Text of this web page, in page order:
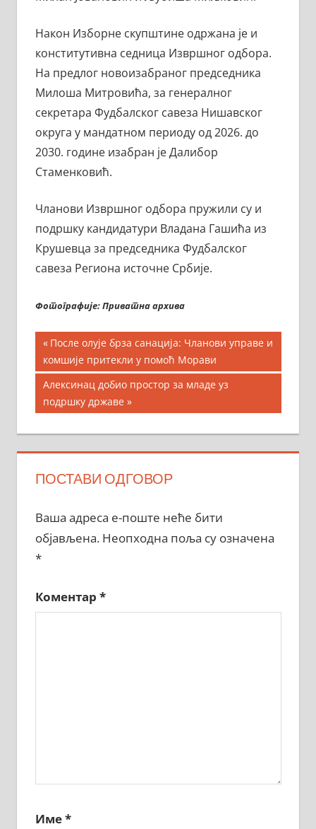
Након Изборне скупштине одржана је и
конститутивна седница Извршног одбора.
На предлог новоизабраног председника
Милоша Митровића, за генералног
секретара Фудбалског савеза Нишавског
округа у мандатном периоду од 2026. до
2030. године изабран је Далибор
Стаменковић.
Чланови Извршног одбора пружили су и
подршку кандидатури Владана Гашића из
Крушевца за председника Фудбалског
савеза Региона источне Србије.
Фотографије: Приватна архива
Кретање
чланка
Previous
Post:
После олује брза санација: Чланови управе и
комшије притекли у помоћ Морави
Next
Post:
Алексинац добио простор за младе уз
подршку државе
ПОСТАВИ ОДГОВОР
Ваша адреса е-поште неће бити
објављена. Неопходна поља су означена
*
Коментар *
Име*